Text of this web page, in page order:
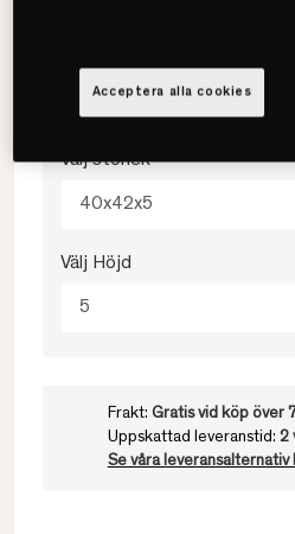
Välj storlek
40x42x5
Välj Höjd
5
Frakt: Gratis vid köp över
Uppskattad leveranstid: 2
Se våra leveransalternativ
Acceptera alla cookies